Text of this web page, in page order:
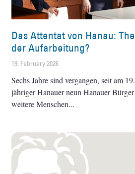
Das Attentat von Hanau:
der Aufarbeitung?
19. February 2026
Sechs Jahre sind vergangen, seit am
jähriger Hanauer neun Hanauer
weitere Menschen